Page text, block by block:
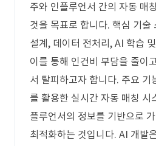
주와 인플루언서 간의 자동 매
것을 목표로 합니다. 핵심 기술
설계, 데이터 전처리, AI 학습
이를 통해 인건비 부담을 줄이
서 탈피하고자 합니다. 주요 기
를 활용한 실시간 자동 매칭 시
플루언서의 정보를 기반으로
최적화하는 것입니다. AI 개발